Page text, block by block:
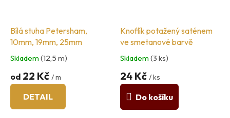
Bílá stuha Petersham,
10mm, 19mm, 25mm
Skladem(12,5 m)
od 22 Kč / m
DETAIL
Knoflík potažený saténem
ve smetanové barvě
Skladem(3 ks)
24 Kč / ks
Do košíku